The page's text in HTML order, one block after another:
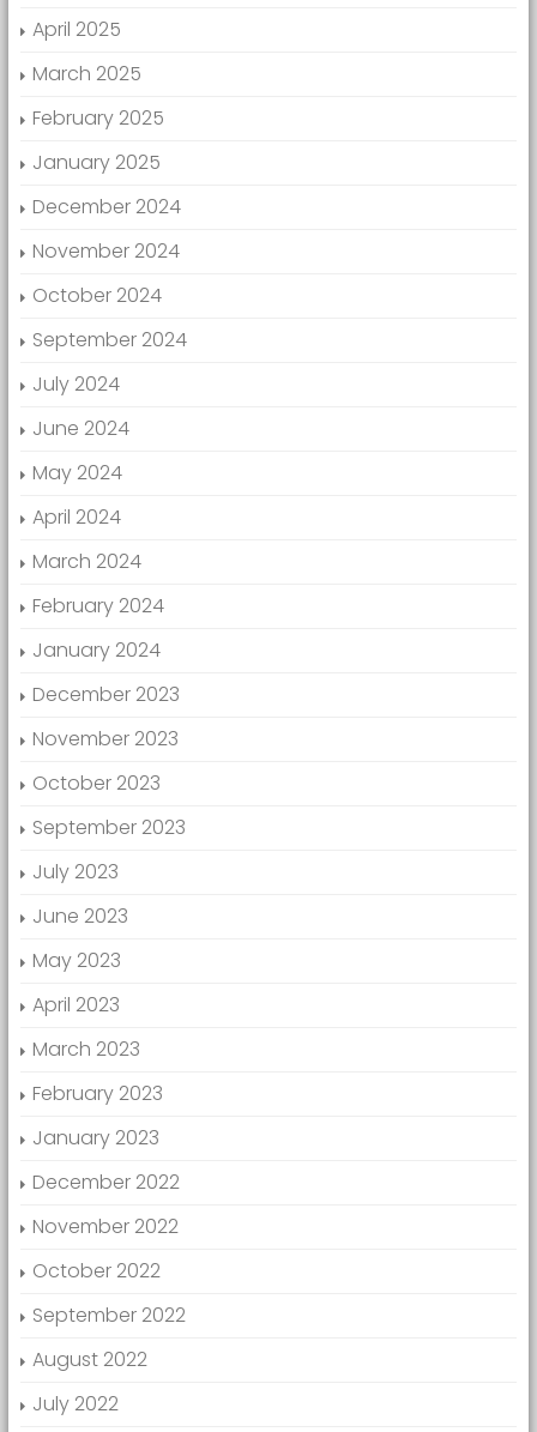
April 2025
March 2025
February 2025
January 2025
December 2024
November 2024
October 2024
September 2024
July 2024
June 2024
May 2024
April 2024
March 2024
February 2024
January 2024
December 2023
November 2023
October 2023
September 2023
July 2023
June 2023
May 2023
April 2023
March 2023
February 2023
January 2023
December 2022
November 2022
October 2022
September 2022
August 2022
July 2022